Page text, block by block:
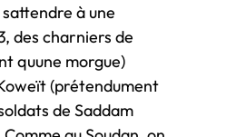
à une
des charniers de
quune morgue)
(prétendument
de Saddam